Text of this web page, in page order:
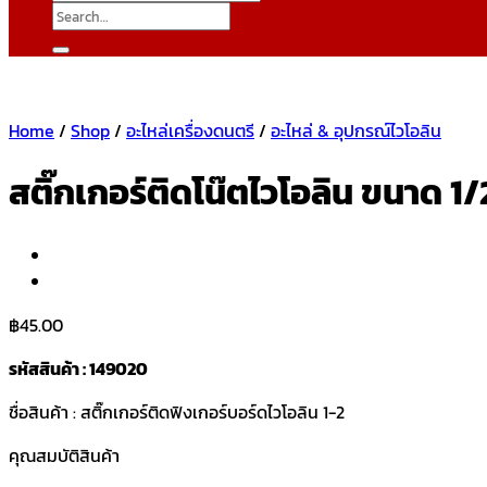
Search
for:
Home / Shop/ อะไหล่เครื่องดนตรี/ อะไหล่ & อุปกรณ์ไวโอลิน
สติ๊กเกอร์ติดโน๊ตไวโอลิน ขนาด
฿45.00
รหัสสินค้า : 149020
ชื่อสินค้า : สติ๊กเกอร์ติดฟิงเกอร์บอร์ดไวโอลิน 1-2
คุณสมบัติสินค้า